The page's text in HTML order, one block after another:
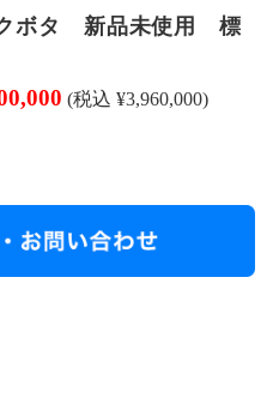
ボタ 新品未使用 標
(税込 ¥3,960,000)